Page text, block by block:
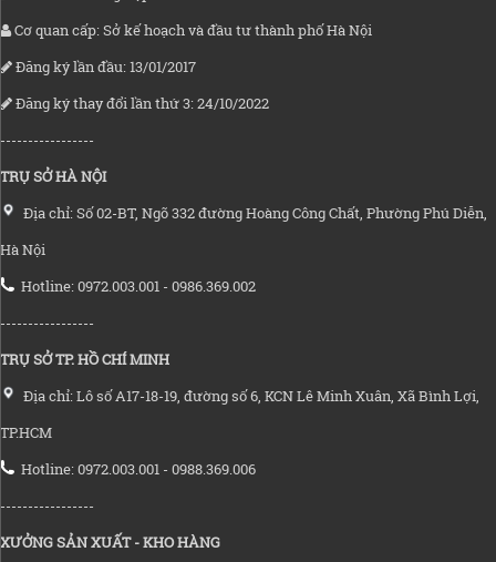
Cơ quan cấp: Sở kế hoạch và đầu tư thành phố Hà Nội
Đăng ký lần đầu: 13/01/2017
Đăng ký thay đổi lần thứ 3: 24/10/2022
-----------------
TRỤ SỞ HÀ NỘI
Địa chỉ: Số 02-BT, Ngõ 332 đường Hoàng Công Chất, Phường Phú Diễn,
Hà Nội
Hotline: 0972.003.001 - 0986.369.002
-----------------
TRỤ SỞ TP. HỒ CHÍ MINH
Địa chỉ: Lô số A17-18-19, đường số 6, KCN Lê Minh Xuân, Xã Bình Lợi,
TP.HCM
Hotline: 0972.003.001 - 0988.369.006
-----------------
XƯỞNG SẢN XUẤT - KHO HÀNG